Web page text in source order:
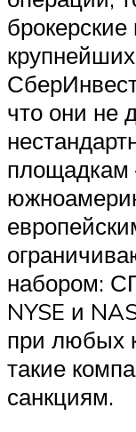
что они не
площадкам
набором:
NYSE и
при любых
такие
санкциям.